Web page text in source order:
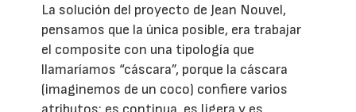
La solución del proyecto de Jean Nouvel,
pensamos que la única posible, era trabajar
el composite con una tipología que
llamaríamos “cáscara”, porque la cáscara
(imaginemos de un coco) confiere varios